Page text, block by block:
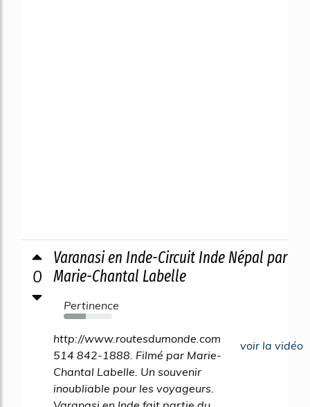
0
Varanasi en Inde-Circuit Inde Népal par
Marie-Chantal Labelle
Pertinence
46%
voir la vidéo
http://www.routesdumonde.com
514 842-1888. Filmé par Marie-
Chantal Labelle. Un souvenir
inoubliable pour les voyageurs.